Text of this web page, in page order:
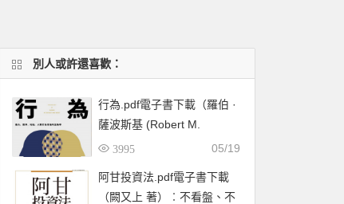
別人或許還喜歡：
行為.pdf電子書下載（羅伯 ·
薩波斯基 (Robert M.
Sapolsky) 著）：暴力、競
生物學
3995 05/19
阿甘投資法.pdf電子書下載
（闕又上 著）︰不看盤、不